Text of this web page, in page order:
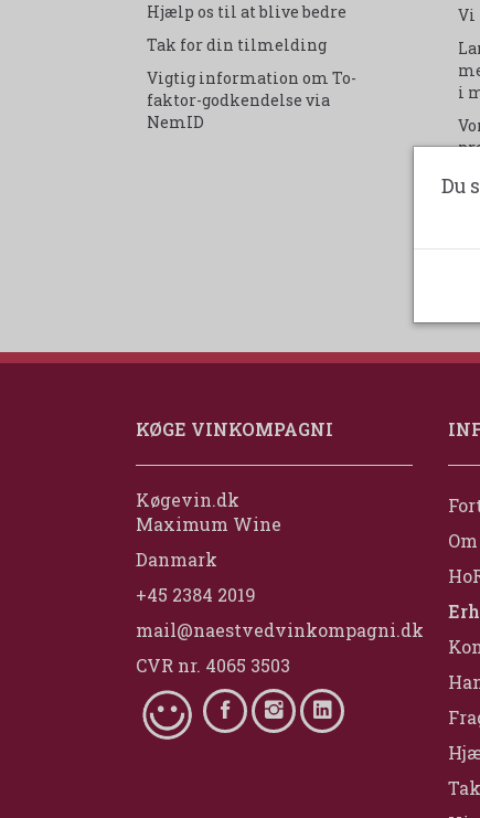
Hjælp os til at blive bedre
Tak for din tilmelding
Vigtig information om To-
faktor-godkendelse via
NemID
Vi
i
KØGE VINKOMPAGNI
Køgevin.dk
Maximum Wine
Danmark
+45 2384 2019
mail@naestvedvinkompagni.dk
CVR nr. 4065 3503
Du